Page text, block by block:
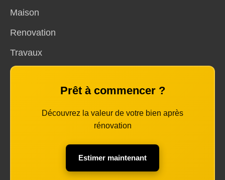
Maison
Renovation
Travaux
Prêt à commencer ?
Découvrez la valeur de votre bien après
rénovation
Estimer maintenant